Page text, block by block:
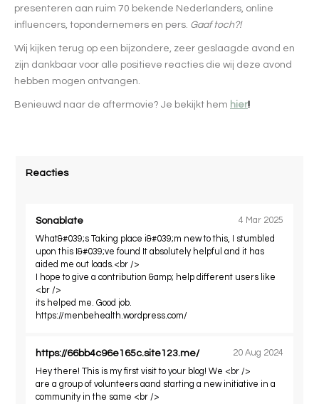
presenteren aan ruim 70 bekende Nederlanders, online
influencers, topondernemers en pers. Gaaf toch?!
Wij kijken terug op een bijzondere, zeer geslaagde avond en
zijn dankbaar voor alle positieve reacties die wij deze avond
hebben mogen ontvangen.
Benieuwd naar de aftermovie? Je bekijkt hem hier!
Reacties
Sonablate
4 Mar 2025
What&#039;s Taking place i&#039;m new to this, I stumbled
upon this I&#039;ve found It absolutely helpful and it has
aided me out loads.<br />
I hope to give a contribution &amp; help different users like
<br />
its helped me. Good job.
https://menbehealth.wordpress.com/
https://66bb4c96e165c.site123.me/
20 Aug 2024
Hey there! This is my first visit to your blog! We <br />
are a group of volunteers aand starting a new initiative in a
community in the same <br />